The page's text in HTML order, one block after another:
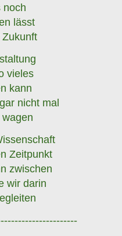
noch
lässt
vieles
kann
nicht mal
Zeitpunkt
zwischen
wir darin